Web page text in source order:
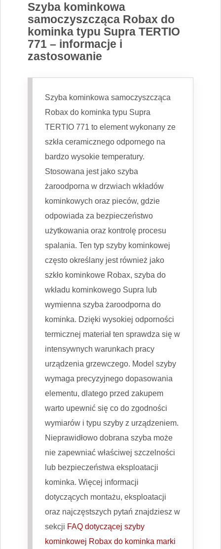
Szyba kominkowa
samoczyszcząca Robax do
kominka typu Supra TERTIO
771 – informacje i
zastosowanie
Szyba kominkowa samoczyszcząca
Robax do kominka typu Supra
TERTIO 771 to element wykonany ze
szkła ceramicznego odpornego na
bardzo wysokie temperatury.
Stosowana jest jako szyba
żaroodporna w drzwiach wkładów
kominkowych oraz pieców, gdzie
odpowiada za bezpieczeństwo
użytkowania oraz kontrolę procesu
spalania. Ten typ szyby kominkowej
często określany jest również jako
szkło kominkowe Robax, szyba do
wkładu kominkowego Supra lub
wymienna szyba żaroodporna do
kominka. Dzięki wysokiej odporności
termicznej materiał ten sprawdza się w
intensywnych warunkach pracy
urządzenia grzewczego. Model szyby
wymaga precyzyjnego dopasowania
elementu, dlatego przed zakupem
warto upewnić się co do zgodności
wymiarów i typu szyby z urządzeniem.
Nieprawidłowo dobrana szyba może
nie zapewniać właściwej szczelności
lub bezpieczeństwa eksploatacji
kominka. Więcej informacji
dotyczących montażu, eksploatacji
oraz najczęstszych pytań znajdziesz w
sekcji FAQ dotyczącej szyby
kominkowej Robax do kominka marki